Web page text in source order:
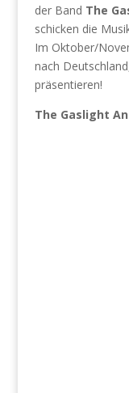
der Band The
schicken die
Im Oktober/
nach
präsentieren!
The Gaslight